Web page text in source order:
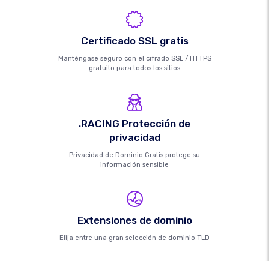
Certificado SSL gratis
Manténgase seguro con el cifrado SSL / HTTPS
gratuito para todos los sitios
.RACING Protección de
privacidad
Privacidad de Dominio Gratis protege su
información sensible
Extensiones de dominio
Elija entre una gran selección de dominio TLD